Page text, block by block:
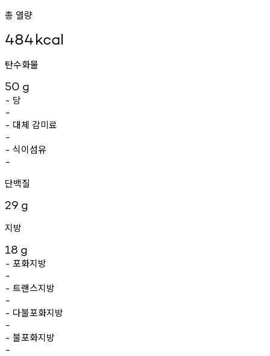
총 열량
484kcal
탄수화물
50 g
- 당
-
- 대체 감미료
-
- 식이섬유
-
단백질
29 g
지방
18 g
- 포화지방
-
- 트랜스지방
-
- 다불포화지방
-
- 불포화지방
-